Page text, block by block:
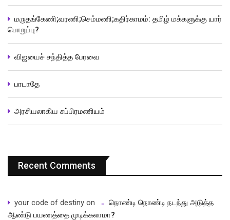
மருதங்கேணி;வரணி;செம்மணி;கதிர்காமம்: தமிழ் மக்களுக்கு யார்
பொறுப்பு?
விஜயைச் சந்தித்த பேரவை
பாடாதே
அரசியலாகிய சுப்பிரமணியம்
Recent Comments
your code of destiny on
நொண்டி நொண்டி நடந்து அடுத்த
ஆண்டு பயணத்தை முடிக்கலாமா?